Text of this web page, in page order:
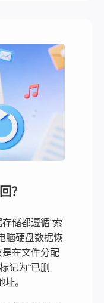
？
储都遵循“索
脑硬盘数据恢
在文件分配
记为“已删
。